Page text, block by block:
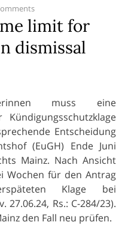
limit for
dismissal
muss eine
Entscheidung
(EuGH) Ende Juni
Mainz. Nach Ansicht
Wochen für den Antrag
Klage bei
27.06.24, Rs.: C-284/23).
den Fall neu prüfen.